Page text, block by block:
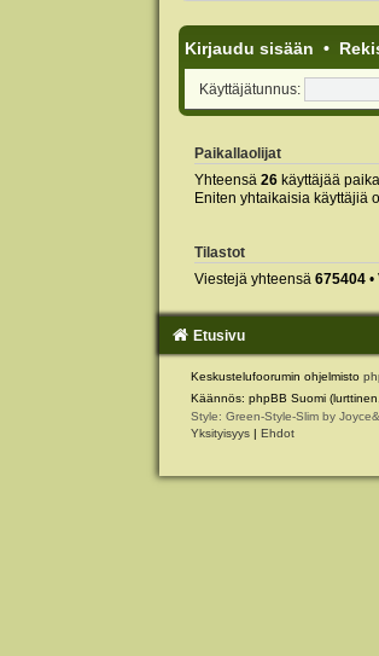
Kirjaudu sisään •
Käyttäjätunnus:
Paikallaolijat
Yhteensä 26käyttäjää
Eniten yhtaikaisia käyttäjiä
Tilastot
Viestejä yhteensä 675404•
Etusivu
Keskustelufoorumin ohjelmisto
Käännös: phpBB Suomi
Style: Green-Style-Slim by
Yksityisyys | Ehdot